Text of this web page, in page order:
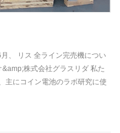
、 リス 全ライン完売機につい
株式会社グラスリダ 私た
主にコイン電池のラボ研究に使
遊星ボールミル 、 ディスクパ
私たちと協力し続けており、